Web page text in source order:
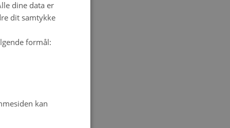
høstet
årig lucerne
et samlet
DANISH
dine data er
dit samtykke
formål:
kan